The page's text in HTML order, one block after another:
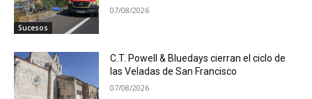
Sucesos
07/08/2026
C.T. Powell & Bluedays cierran el ciclo de
las Veladas de San Francisco
07/08/2026